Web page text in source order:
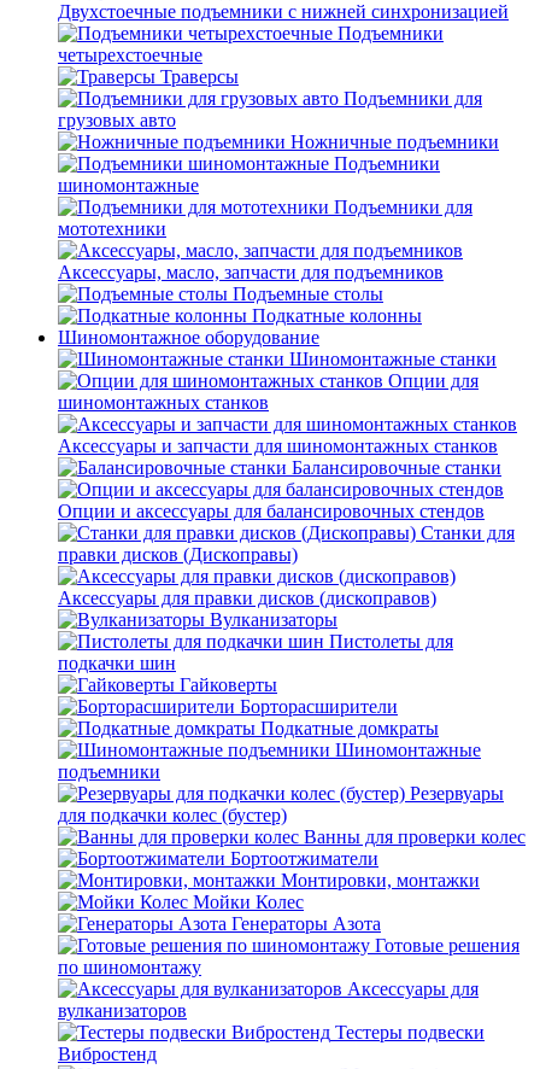
Двухстоечные подъемники с нижней синхронизацией
Подъемники
четырехстоечные
Траверсы
Подъемники для
грузовых авто
Ножничные подъемники
Подъемники
шиномонтажные
Подъемники для
мототехники
Аксессуары, масло, запчасти для подъемников
Подъемные столы
Подкатные колонны
Шиномонтажное оборудование
Шиномонтажные станки
Опции для
шиномонтажных станков
Аксессуары и запчасти для шиномонтажных станков
Балансировочные станки
Опции и аксессуары для балансировочных стендов
Станки для
правки дисков (Дископравы)
Аксессуары для правки дисков (дископравов)
Вулканизаторы
Пистолеты для
подкачки шин
Гайковерты
Борторасширители
Подкатные домкраты
Шиномонтажные
подъемники
Резервуары
для подкачки колес (бустер)
Ванны для проверки колес
Бортоотжиматели
Монтировки, монтажки
Мойки Колес
Генераторы Азота
Готовые решения
по шиномонтажу
Аксессуары для
вулканизаторов
Тестеры подвески
Вибростенд